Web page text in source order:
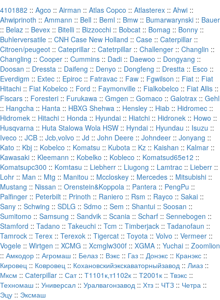
4101882 :: Agco :: Airman :: Atlas Copco :: Atlasterex :: Ahwi ::
Ahwiprinoth :: Ammann :: Bell :: Beml :: Bmw :: Bumarwarynski :: Bauer
:: Belaz :: Bevex :: Bitelli :: Bizzocchi :: Bobcat :: Bomag :: Bonny ::
Buhlerversatile :: CNH Case New Holland :: Case :: Caterpillar ::
Citroen/peugeot :: Cateprillar :: Catetrpillar :: Challenger :: Changlin ::
Changling :: Cooper :: Cummins :: Dadi :: Daewoo :: Dongyang ::
Doosan :: Dressta :: Daifeng :: Denyo :: Dongfeng :: Drestta :: Esco ::
Everdigm :: Extec :: Epiroc :: Fatravac :: Faw :: Fgwilson :: Fiat :: Fiat
Hitachi :: Fiat Kobelco :: Ford :: Faymonville :: Fialkobelco :: Fiat Allis ::
Fiscars :: Foresteri :: Furukawa :: Gmgen :: Gomaco :: Galotrax :: Gehl
:: Hangcha :: Hanta :: HBXG Shehwa :: Hensley :: Hiab :: Hidromec ::
Hidromek :: Hitachi :: Honda :: Hyundai :: Hiatchi :: Hidronek :: Howo ::
Husqvarna :: Huta Stalowa Wola HSW :: Hyndai :: Hyundau :: Isuzu ::
Iveco :: JCB :: Jcb,volvo :: Jd :: John Deere :: Johndeer :: Jonyang ::
Kato :: Kbj :: Kobelco :: Komatsu :: Kubota :: Kz :: Kaishan :: Kalmar ::
Kawasaki :: Kleemann :: Kobelko :: Kobleco :: Komatsud65e12 ::
Komatsupc300 :: Komtasu :: Liebherr :: Liugong :: Lamtrac :: Lieberr ::
Lohr :: Man :: Mtg :: Manitou :: Mccloskey :: Mercedes :: Mitsubishi ::
Mustang :: Nissan :: Orenstein&Koppola :: Pantera :: PengPu ::
Palfinger :: Peterbilt :: Prinoth :: Raniero :: Rsm :: Rayco :: Sakai ::
Sany :: Schwing :: SDLG :: Sdmo :: Sem :: Shantui :: Soosan ::
Sumitomo :: Samsung :: Sandvik :: Scania :: Scharf :: Sennebogen ::
Stamford :: Tadano :: Takeuchi :: Tcm :: Timberjack :: Tadanofaun ::
Tamrock :: Terex :: Terexok :: Tigercat :: Toyota :: Volvo :: Vermeer ::
Vogele :: Wirtgen :: XCMG :: Xcmglw300f :: XGMA :: Yuchai :: Zoomlion
:: Амкодор :: Агромаш :: Белаз :: Вэкс :: Газ :: Донэкс :: Кранэкс ::
Кировец :: Ковровец :: Кохановскийэкскаваторныйзавод :: Лиаз ::
Мксм :: Сaterpillar :: Сат:: Т1101к,т1102к :: Т2001к :: Твэкс ::
Техномаш :: Универсал :: Уралвагонзавод :: Хтз :: ЧТЗ :: Четра ::
Эцу :: Эксмаш